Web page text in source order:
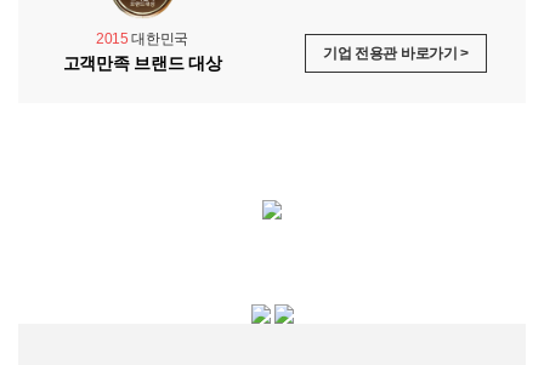
2015 대한민국
고객만족 브랜드 대상 기업 전용관 바로가기 >